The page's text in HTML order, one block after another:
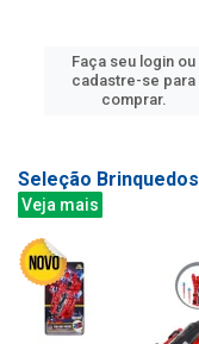
Faça seu login ou
cadastre-se para
comprar.
Seleção Brinquedos
Veja mais